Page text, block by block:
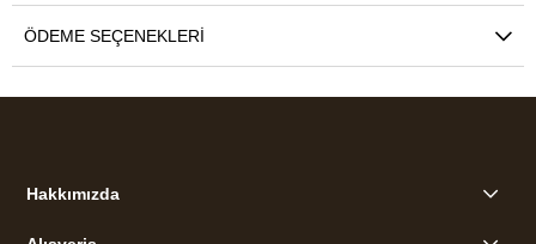
ÖDEME SEÇENEKLERI
Hakkımızda